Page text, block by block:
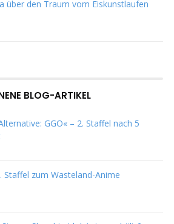
über den Traum vom Eiskunstlaufen
BLOG-ARTIKEL
GGO« – 2. Staffel nach 5
Staffel zum Wasteland-Anime